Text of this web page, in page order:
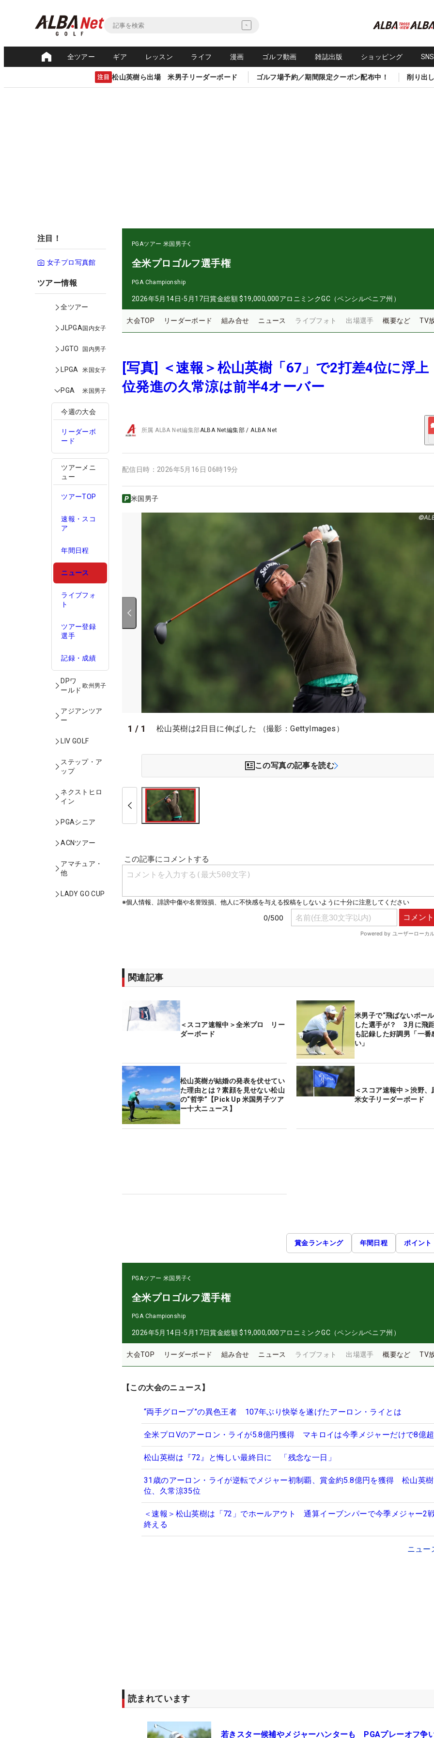
全ツアー ギア レッスン ライフ 漫画 ゴルフ動画 雑誌出版 ショッピング
注目 松山英樹ら出場 米男子リーダーボード ゴルフ場予約／期間限定クーポン配布中！ 削り出
注目！
女子プロ写真館
ツアー情報
全ツアー
JLPGA国内女子
JGTO 国内男子
LPGA 米国女子
PGA 米国男子
今週の大会
リーダーボ
ード
ツアーメニ
ュー
ツアーTOP
速報・スコ
ア
年間日程
ニュース
ライブフォ
ト
ツアー登録
選手
記録・成績
DPワ
ールド
欧州男子
アジアンツア
ー
LIV GOLF
ステップ・ア
ップ
ネクストヒロ
イン
PGAシニア
ACNツアー
アマチュア・
他
LADY GO CUP
PGAツアー 米国男子
全米プロゴルフ選手権
PGA Championship
2026年5月14日-5月17日賞金総額 $19,000,000アロニミンクGC（ペンシルベニア州）
大会TOP リーダーボード 組み合せ ニュース ライブフォト 出場選手 概要など TV
[写真] ＜速報＞松山英樹「67」で2打差4位に浮
位発進の久常涼は前半4オーバー
所属ALBA Net編集部ALBA Net編集部 /ALBA Net
配信日時： 2026年5月16日 06時19分
米国男子
1 / 1 松山英樹は2日目に伸ばした （撮影：GettyImages）
この写真の記事を読む
関連記事
＜スコア速報中＞全米プロ リー
ダーボード
米男子で“飛ばないボー
した選手が？ 3月に飛
も記録した好調男「一番
い」
松山英樹が結婚の発表を伏せてい
た理由とは？素顔を見せない松山
の“哲学”【Pick Up 米国男子ツア
ー十大ニュース】
＜スコア速報中＞渋野
米女子リーダーボード
賞金ランキング 年間日程 ポイント
PGAツアー 米国男子
全米プロゴルフ選手権
PGA Championship
2026年5月14日-5月17日賞金総額 $19,000,000アロニミンクGC（ペンシルベニア州）
大会TOP リーダーボード 組み合せ ニュース ライブフォト 出場選手 概要など TV
【この大会のニュース】
“両手グローブ”の異色王者 107年ぶり快挙を遂げたアーロン・ライとは
全米プロVのアーロン・ライが5.8億円獲得 マキロイは今季メジャーだけで8億
松山英樹は『72』と悔しい最終日に 「残念な一日」
31歳のアーロン・ライが逆転でメジャー初制覇、賞金約5.8億円を獲得 松山英
位、久常涼35位
＜速報＞松山英樹は「72」でホールアウト 通算イーブンパーで今季メジャー2
終える
ニュー
読まれています
若きスター候補やメジャーハンターも PGAプレーオフ争